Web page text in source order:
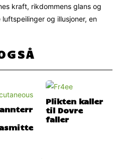
kraft, rikdommens glans og
og illusjoner, en
Plikten kaller
til Dovre
faller